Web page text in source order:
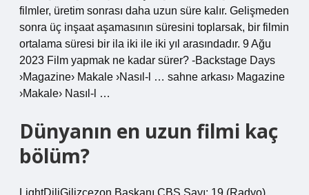
filmler, üretim sonrası daha uzun süre kalır. Gelişmeden
sonra üç inşaat aşamasının süresini toplarsak, bir filmin
ortalama süresi bir ila iki ile iki yıl arasındadır. 9 Ağu
2023 Film yapmak ne kadar sürer? -Backstage Days
›Magazine› Makale ›Nasıl-l … sahne arkası› Magazine
›Makale› Nasıl-l …
Dünyanın en uzun filmi kaç
bölüm?
LightDiliGilizcezon Başkanı CBS Sayı: 19 (Radyo)